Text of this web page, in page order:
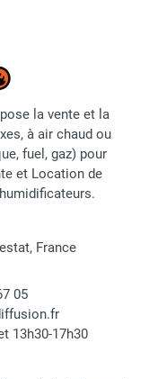
la vente et la
à air chaud ou
fuel, gaz) pour
et Location de
France
05
13h30-17h30